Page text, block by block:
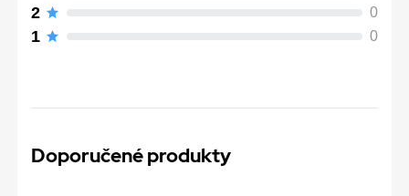
2 0
1 0
Doporučené produkty